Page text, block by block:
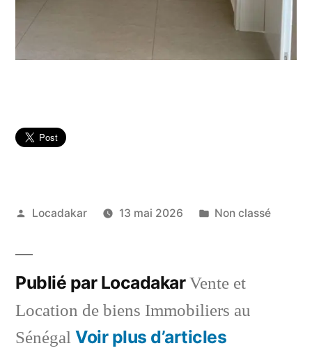
Publié
Locadakar 13 mai 2026
Publié
Non classé
Publié par LocadakarVente et
Location de biens Immobiliers au
Sénégal Voir plus d’articles